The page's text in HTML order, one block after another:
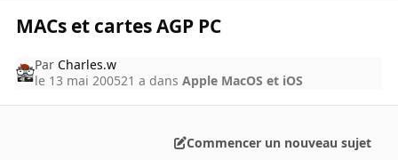
MACs et cartes AGP PC
ParCharles.w
le 13 mai 200521 a dansApple MacOS et iOS
Commencer un nouveau sujet